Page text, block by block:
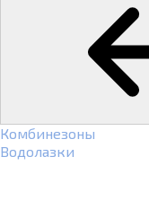
Комбинезоны
Водолазки